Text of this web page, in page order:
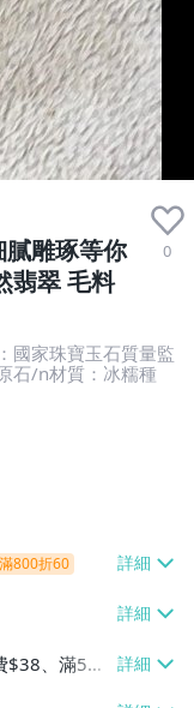
雕琢等你
翡翠 毛料
0
國家珠寶玉石質量監
石/n材質：冰糯種
滿800折60
$38、滿5件
取貨